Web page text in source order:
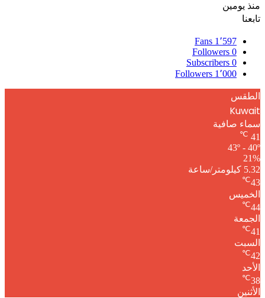
منذ يومين
تابعنا
1٬597 Fans
0
Followers
0
Subscribers
1٬000 Followers
الطقس
Kuwait
سماء صافية
41
℃
43º - 40º
21%
5.32 كيلومتر/ساعة
43
℃
الخميس
44
℃
الجمعة
41
℃
السبت
42
℃
الأحد
38
℃
الأثنين